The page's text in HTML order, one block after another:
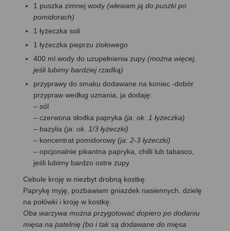
1 puszka zimnej wody (wlewam ją do puszki po
pomidorach)
1 łyżeczka soli
1 łyżeczka pieprzu ziołowego
400 ml wody do uzupełnienia zupy (można więcej,
jeśli lubimy bardziej rzadką)
przyprawy do smaku dodawane na koniec -dobór
przypraw według uznania, ja dodaję:
– sól
– czerwona słodka papryka (ja: ok. 1 łyżeczka)
– bazylia (ja: ok. 1/3 łyżeczki)
– koncentrat pomidorowy (ja: 2-3 łyżeczki)
– opcjonalnie pikantna papryka, chilli lub tabasco,
jeśli lubimy bardzo ostre zupy
Cebule kroję w niezbyt drobną kostkę.
Paprykę myję, pozbawiam gniazdek nasiennych, dzielę
na połówki i kroję w kostkę.
Oba warzywa można przygotować dopiero po dodaniu
mięsa na patelnię (bo i tak są dodawane do mięsa